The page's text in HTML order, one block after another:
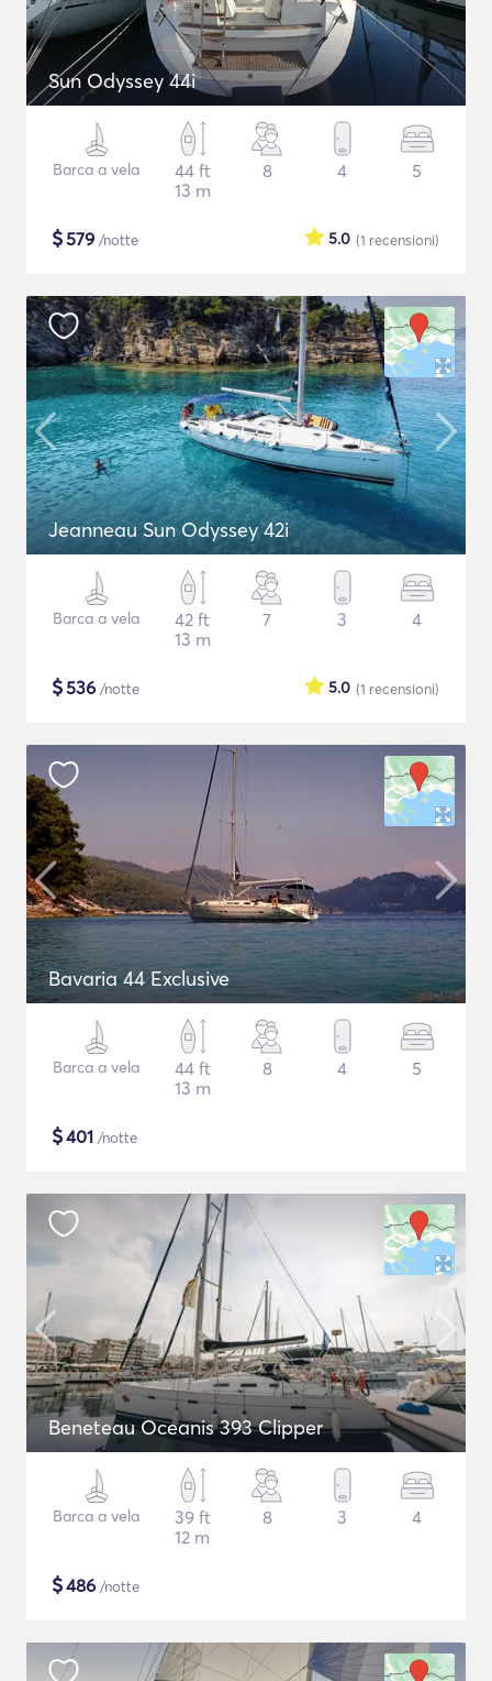
Sun Odyssey 44i
Barca a vela
44 ft
13 m
8 4 5
$579 /notte (1 recensioni)
5.0
Jeanneau Sun Odyssey 42i
Barca a vela
42 ft
13 m
7 3 4
$536 /notte (1 recensioni)
5.0
Bavaria 44 Exclusive
Barca a vela
44 ft
13 m
8 4 5
$401 /notte
Beneteau Oceanis 393 Clipper
Barca a vela
39 ft
12 m
8 3 4
$486 /notte